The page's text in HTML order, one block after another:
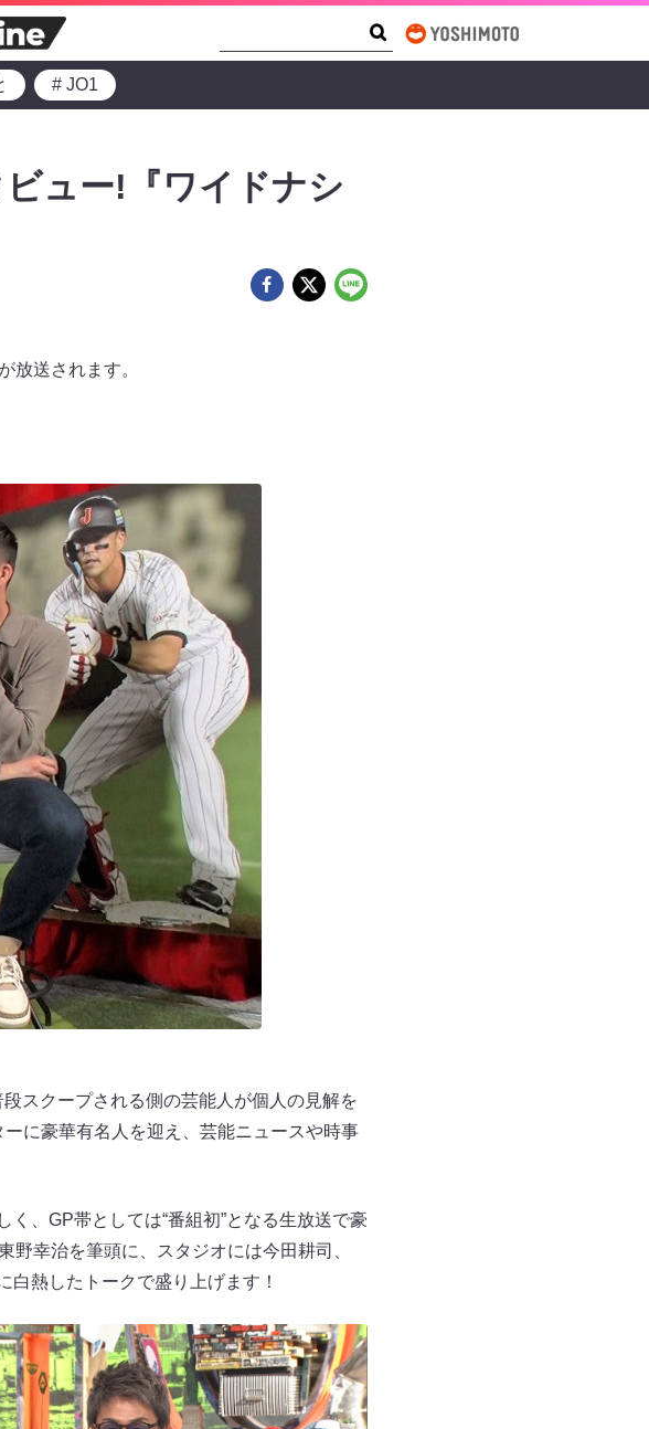
# JO1
ュー!『ワイドナシ
放送されます。
スクープされる側の芸能人が個人の見解を
に豪華有名人を迎え、芸能ニュースや時事
、GP帯としては“番組初”となる生放送で豪
幸治を筆頭に、スタジオには今田耕司、
熱したトークで盛り上げます！